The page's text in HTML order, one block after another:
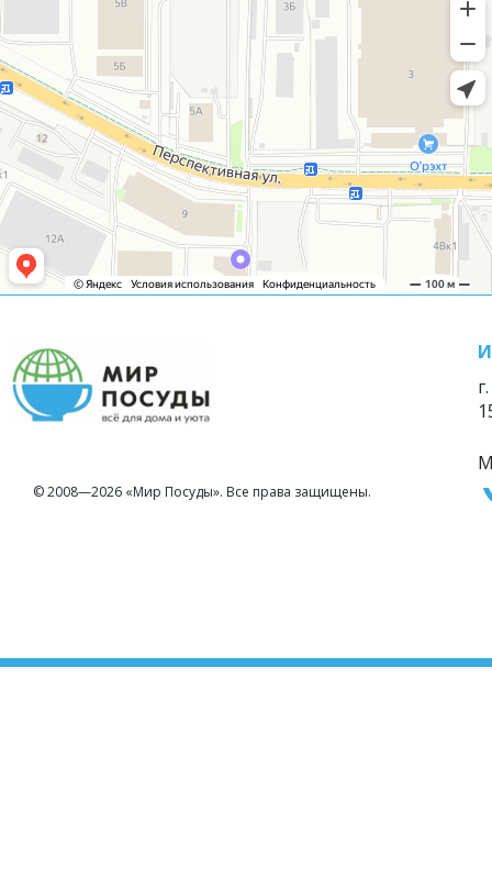
© 2008—2026 «Мир Посуды». Все права защищены.